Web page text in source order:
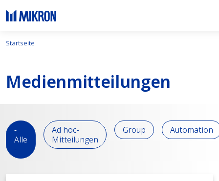
Startseite
Medien­mitteilungen
-
Alle
-
Ad hoc-
Mitteilungen
Group Automation